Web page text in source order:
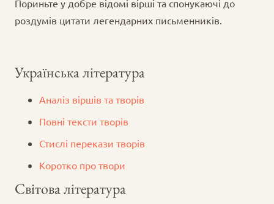
Пориньте у добре відомі вірші та спонукаючі до
роздумів цитати легендарних письменників.
Українська література
Аналіз віршів та творів
Повні тексти творів
Стислі перекази творів
Коротко про твори
Світова література